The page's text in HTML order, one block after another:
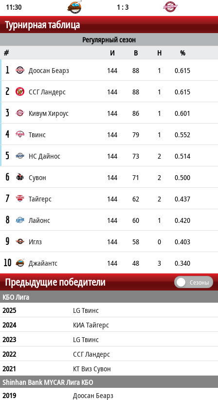
11:30
1 : 3
Турнирная таблица
Регулярный сезон
# И В Н %
1 Доосан Беарз 144 88 1 0.615
2 ССГ Ландерс 144 88 1 0.615
3 Кивум Хироус 144 86 1 0.601
4 Твинс 144 79 1 0.552
5 НС Дайнос 144 73 2 0.514
6 Сувон 144 71 2 0.500
7 Тайгерс 144 62 2 0.437
8 Лайонс 144 60 1 0.420
9 Иглз 144 58 0 0.403
10 Джайантс 144 48 3 0.340
Предыдущие победители Сезоны
КБО Лига
2025
LG Твинс
2024
КИА Тайгерс
2023
LG Твинс
2022
ССГ Ландерс
2021
КТ Виз Сувон
Shinhan Bank MYCAR Лига КБО
2019
Доосан Беарз